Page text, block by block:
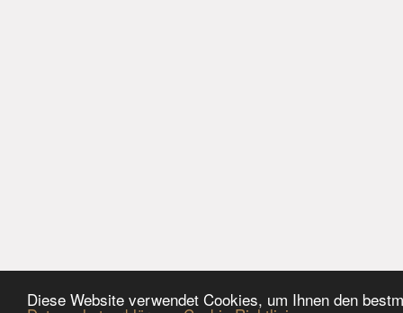
Diese Website verwendet Cookies, um Ihnen den